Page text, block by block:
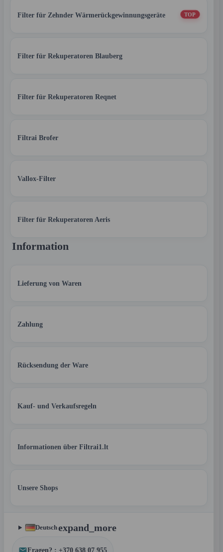
Filter für Zehnder Wärmerückgewinnungsgeräte TOP
Filter für Rekuperatoren Blauberg
Filter für Rekuperatoren Reqnet
Filtrai Brofer
Vallox-Filter
Filter für Rekuperatoren Aeris
Information
Lieferung von Waren
Zahlung
Rücksendung der Ware
Kauf- und Verkaufsregeln
Informationen über Filtrai1.lt
Unsere Shops
Deutschexpand_more
Fragen? : +370 638 07 955